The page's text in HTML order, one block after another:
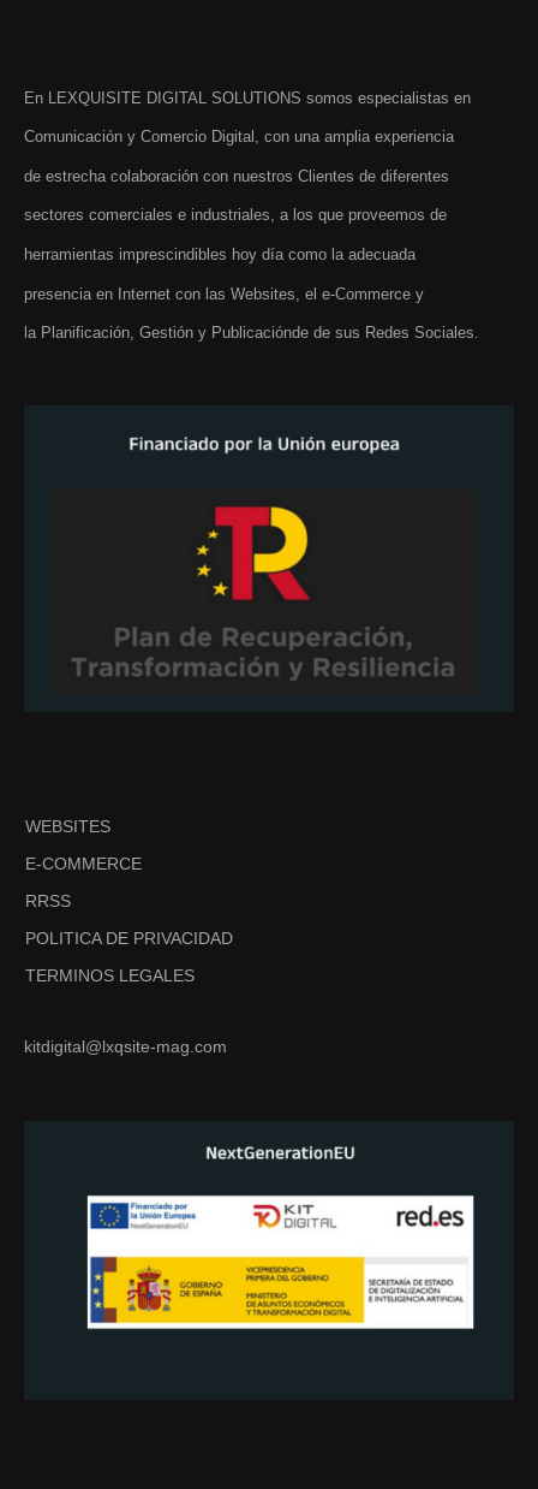
En LEXQUISITE DIGITAL SOLUTIONS somos especialistas en
Comunicación y Comercio Digital, con una amplia experiencia
de estrecha colaboración con nuestros Clientes de diferentes
sectores comerciales e industriales, a los que proveemos de
herramientas imprescindibles hoy día como la adecuada
presencia en Internet con las Websites, el e-Commerce y
la Planificación, Gestión y Publicaciónde de sus Redes Sociales.
WEBSITES
E-COMMERCE
RRSS
POLITICA DE PRIVACIDAD
TERMINOS LEGALES
kitdigital@lxqsite-mag.com